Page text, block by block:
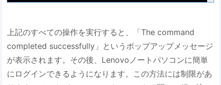
上記のすべての操作を実行すると、「The command
completed successfully」というポップアップメッセージ
が表示されます。その後、Lenovoノートパソコンに簡単
にログインできるようになります。この方法には制限があ